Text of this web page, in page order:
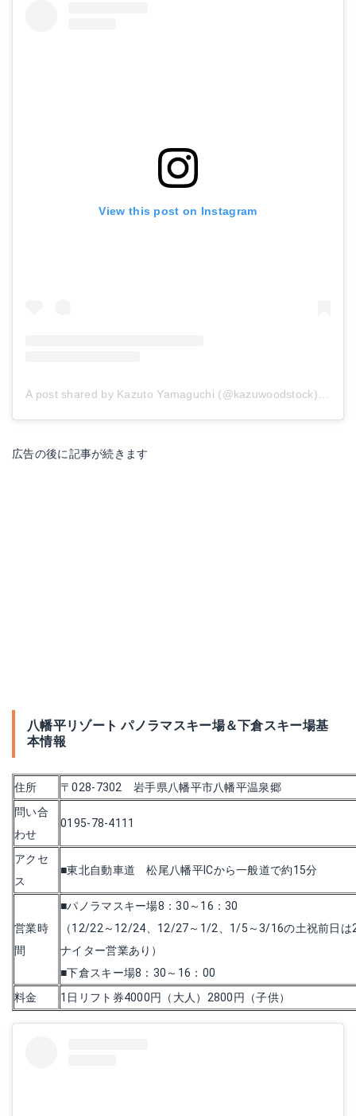
View this post on Instagram
広告の後に記事が続きます
八幡平リゾート パノラマスキー場＆下倉スキー場基
本情報
住所
〒028-7302 岩手県八幡平市八幡平温泉郷
問い合
わせ
0195-78-4111
アクセ
ス
■東北自動車道 松尾八幡平ICから一般道で約15分
営業時
間
■パノラマスキー場8：30～16：30
（12/22～12/24、12/27～1/2、1/5～3/16の土祝前日は
ナイター営業あり）
■下倉スキー場8：30～16：00
料金
1日リフト券4000円（大人）2800円（子供）